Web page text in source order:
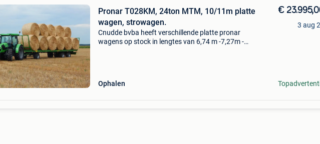
Pronar T028KM, 24ton MTM, 10/11m platte
wagen, strowagen.
Cnudde bvba heeft verschillende platte pronar
wagens op stock in lengtes van 6,74 m -7,27m -
Ophalen
€
3 aug